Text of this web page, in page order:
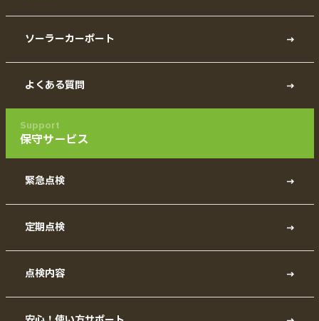
ソーラーカーポート
よくある質問
Support
保守サービス
緊急点検
定期点検
点検内容